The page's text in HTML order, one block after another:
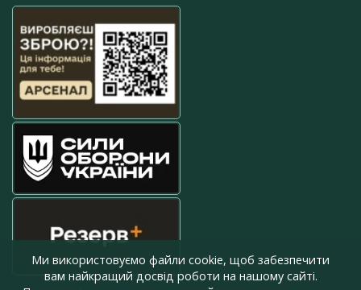
Ми використовуємо файли cookie, щоб забезпечити
вам найкращий досвід роботи на нашому сайті.